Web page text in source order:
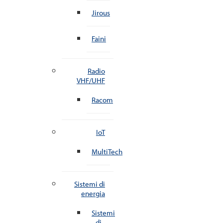
Jirous
Faini
Radio
VHF/UHF
Racom
IoT
MultiTech
Sistemi di
energia
Sistemi